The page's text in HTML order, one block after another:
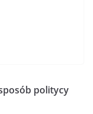
politycy